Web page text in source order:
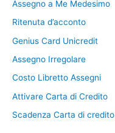
Assegno a Me Medesimo
Ritenuta d’acconto
Genius Card Unicredit
Assegno Irregolare
Costo Libretto Assegni
Attivare Carta di Credito
Scadenza Carta di credito